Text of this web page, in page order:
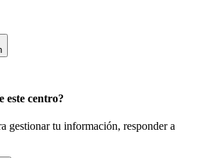
este centro?
gestionar tu información, responder a